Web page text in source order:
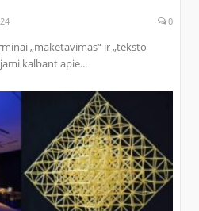
0
„maketavimas“ ir „teksto
kalbant apie...